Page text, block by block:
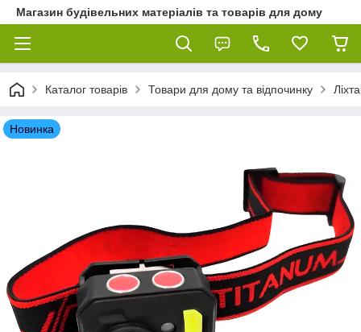
Магазин будівельних матеріалів та товарів для дому
Каталог товарів Товари для дому та відпочинку
Новинка